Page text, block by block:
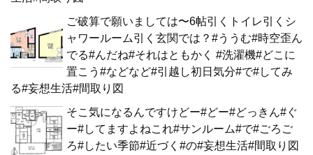
ご破算で願いましては〜6帖引くトイレ引くシ
ャワールーム引く玄関では？#ううむ#時空歪ん
でる#んだね#それはともかく #洗濯機#どこに
置こう#などなど#引越し初日気分#で#してみ
る#妄想生活#間取り図
そこ気になるんですけどー#どー#どっきん#ぐ
ー#してますよねこれ#サンルーム#で#ごろご
ろ#したい季節#近づく#の#妄想生活#間取り図